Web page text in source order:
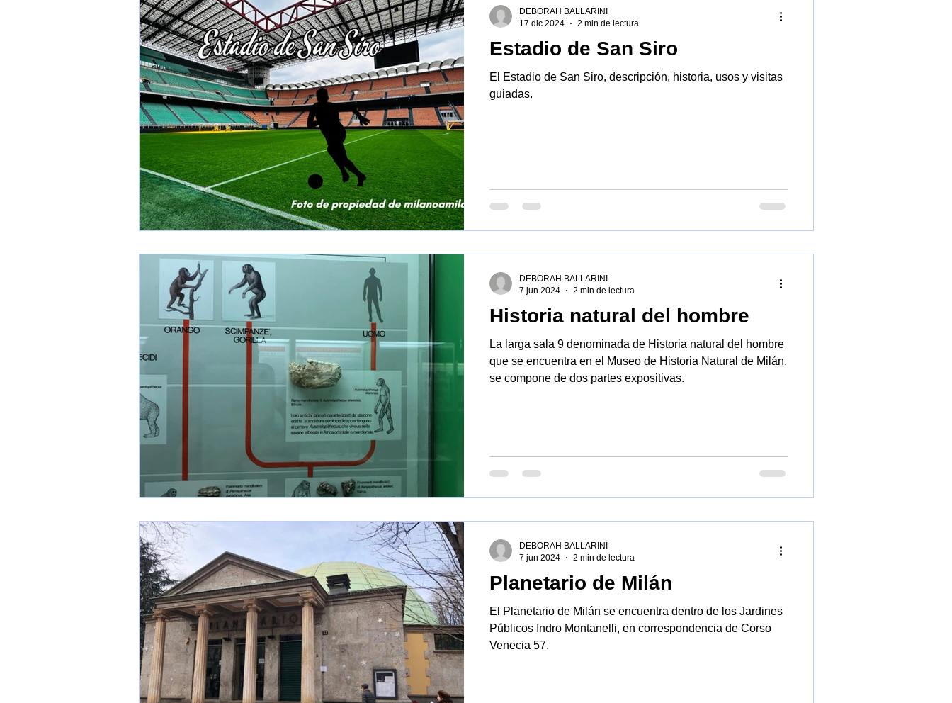
Estadio de San Siro
El Estadio de San Siro, descripción, historia, usos y visitas
guiadas.
DEBORAH BALLARINI
17 dic 2024
2 min de lectura
Historia natural del hombre
La larga sala 9 denominada de Historia natural del hombre
que se encuentra en el Museo de Historia Natural de Milán,
se compone de dos partes expositivas.
DEBORAH BALLARINI
7 jun 2024
2 min de lectura
Planetario de Milán
El Planetario de Milán se encuentra dentro de los Jardines
Públicos Indro Montanelli, en correspondencia de Corso
Venecia 57.
DEBORAH BALLARINI
7 jun 2024
2 min de lectura